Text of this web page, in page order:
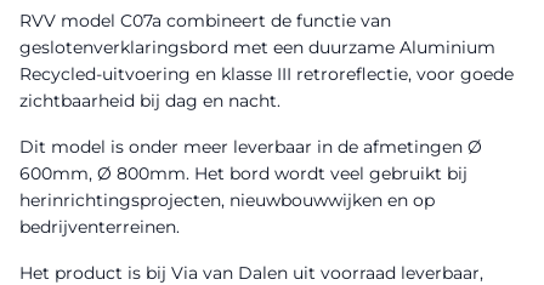
RVV model C07a combineert de functie van
geslotenverklaringsbord met een duurzame Aluminium
Recycled-uitvoering en klasse III retroreflectie, voor goede
zichtbaarheid bij dag en nacht.
Dit model is onder meer leverbaar in de afmetingen Ø
600mm, Ø 800mm. Het bord wordt veel gebruikt bij
herinrichtingsprojecten, nieuwbouwwijken en op
bedrijventerreinen.
Het product is bij Via van Dalen uit voorraad leverbaar,